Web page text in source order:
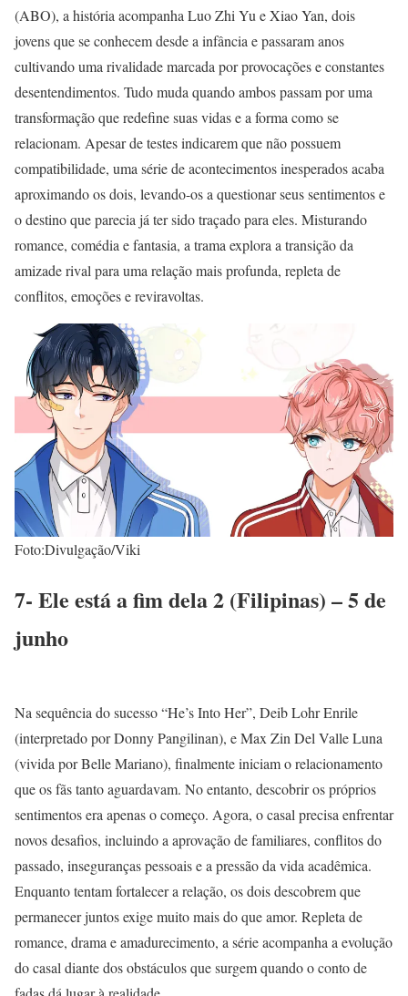
(ABO), a história acompanha Luo Zhi Yu e Xiao Yan, dois
jovens que se conhecem desde a infância e passaram anos
cultivando uma rivalidade marcada por provocações e constantes
desentendimentos. Tudo muda quando ambos passam por uma
transformação que redefine suas vidas e a forma como se
relacionam. Apesar de testes indicarem que não possuem
compatibilidade, uma série de acontecimentos inesperados acaba
aproximando os dois, levando-os a questionar seus sentimentos e
o destino que parecia já ter sido traçado para eles. Misturando
romance, comédia e fantasia, a trama explora a transição da
amizade rival para uma relação mais profunda, repleta de
conflitos, emoções e reviravoltas.
Foto:Divulgação/Viki
7- Ele está a fim dela 2 (Filipinas) – 5 de
junho
Na sequência do sucesso “He’s Into Her”, Deib Lohr Enrile
(interpretado por Donny Pangilinan), e Max Zin Del Valle Luna
(vivida por Belle Mariano), finalmente iniciam o relacionamento
que os fãs tanto aguardavam. No entanto, descobrir os próprios
sentimentos era apenas o começo. Agora, o casal precisa enfrentar
novos desafios, incluindo a aprovação de familiares, conflitos do
passado, inseguranças pessoais e a pressão da vida acadêmica.
Enquanto tentam fortalecer a relação, os dois descobrem que
permanecer juntos exige muito mais do que amor. Repleta de
romance, drama e amadurecimento, a série acompanha a evolução
do casal diante dos obstáculos que surgem quando o conto de